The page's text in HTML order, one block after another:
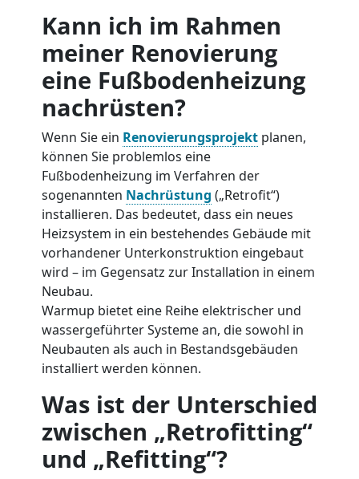
Kann ich im Rahmen
meiner Renovierung
eine Fußbodenheizung
nachrüsten?
Wenn Sie ein Renovierungsprojekt planen,
können Sie problemlos eine
Fußbodenheizung im Verfahren der
sogenannten Nachrüstung („Retrofit“)
installieren. Das bedeutet, dass ein neues
Heizsystem in ein bestehendes Gebäude mit
vorhandener Unterkonstruktion eingebaut
wird – im Gegensatz zur Installation in einem
Neubau.
Warmup bietet eine Reihe elektrischer und
wassergeführter Systeme an, die sowohl in
Neubauten als auch in Bestandsgebäuden
installiert werden können.
Was ist der Unterschied
zwischen „Retrofitting“
und „Refitting“?